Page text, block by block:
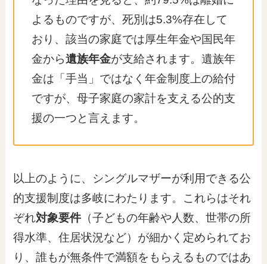
よるものですが、死別は5.3%存在して
おり、該当の家庭では厚生年金や国民年
金から遺族年金が支給されます。遺族年
金は「手当」ではなく年金制度上の給付
ですが、母子家庭の家計を支える公的支
援の一つと言えます。
以上のように、シングルマザーが利用できる公
的支援制度は多岐にわたります。これらはそれ
ぞれ対象要件 （子どもの年齢や人数、世帯の所
得水準、住居状況など）が細かく定められてお
り、誰もが無条件で満額をもらえるものではあ